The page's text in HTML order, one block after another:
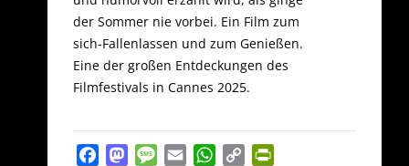
der Sommer nie vorbei. Ein Film zum
sich-Fallenlassen und zum Genießen.
Eine der großen Entdeckungen des
Filmfestivals in Cannes 2025.
FacebookMastodon
Message
Email WhatsApp
Copy